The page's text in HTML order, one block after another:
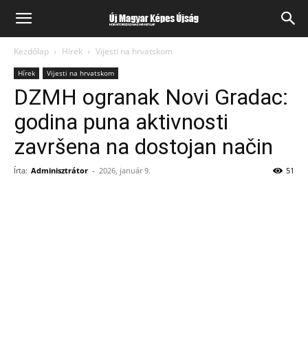
Kezdőlap Hírek Vijesti na hrvatskom
Hírek Vijesti na hrvatskom
DZMH ogranak Novi Gradac:
godina puna aktivnosti
završena na dostojan način
Írta: Adminisztrátor - 2026, január 9. 51